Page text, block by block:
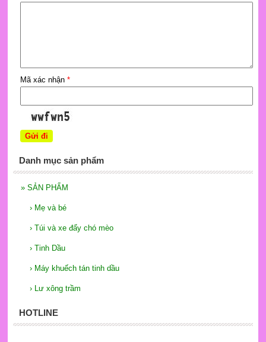
Mã xác nhận *
Danh mục sản phẩm
» SẢN PHẨM
› Mẹ và bé
› Túi và xe đẩy chó mèo
› Tinh Dầu
› Máy khuếch tán tinh dầu
› Lư xông trầm
HOTLINE